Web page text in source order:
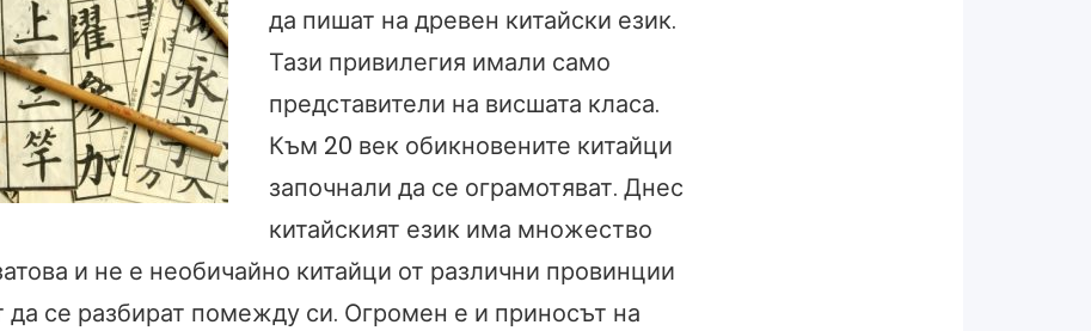
да пишат на древен китайски език.
Тази привилегия имали само
представители на висшата класа.
Към 20 век обикновените китайци
започнали да се ограмотяват. Днес
китайският език има множество
и не е необичайно китайци от различни провинции
да се разбират помежду си. Огромен е и приносът на